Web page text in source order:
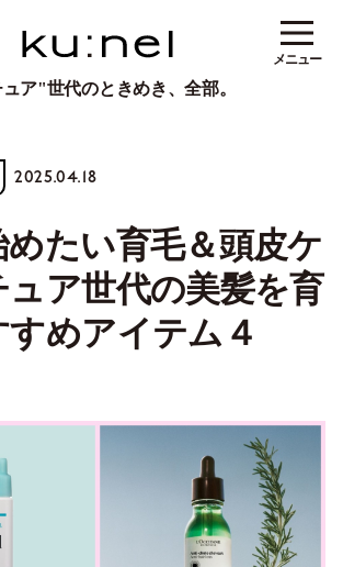
ア"世代のときめき、全部。
メニュー
2025.04.18
たい育毛＆頭皮ケ
ュア世代の美髪を育
めアイテム４